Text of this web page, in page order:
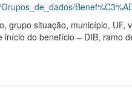
grupo situação, município,
do benefício – DIB, ramo